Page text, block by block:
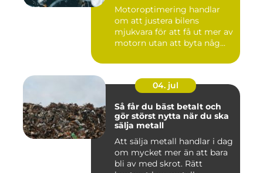
Motoroptimering handlar
om att justera bilens
mjukvara för att få ut mer av
motorn utan att byta någ...
04. jul
Så får du bäst betalt och
gör störst nytta när du ska
sälja metall
Att sälja metall handlar i dag
om mycket mer än att bara
bli av med skrot. Rätt